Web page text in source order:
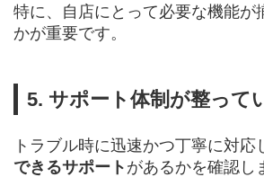
特に、自店にとって必要な機能が
かが重要です。
5. サポート体制が整って
トラブル時に迅速かつ丁寧に対応
できるサポート があるかを確認し